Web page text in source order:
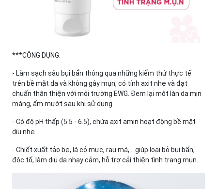
***CÔNG DỤNG:
- Làm sạch sâu bụi bẩn thông qua những kiểm thử thực tế
trên bề mặt da và không gây mụn, có tính axit nhẹ và đạt
chuẩn thân thiện với môi trường EWG. Đem lại một làn da mịn
màng, ẩm mướt sau khi sử dụng.
- Có độ pH thấp (5.5 - 6.5), chứa axit amin hoạt động bề mặt
dịu nhẹ.
- Chiết xuất tảo bẹ, lá cỏ mực, rau má,... giúp loại bỏ bụi bẩn,
độc tố, làm dịu da nhạy cảm, hỗ trợ cải thiện tình trạng mụn.